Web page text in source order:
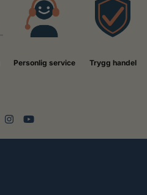
Personlig service Trygg handel